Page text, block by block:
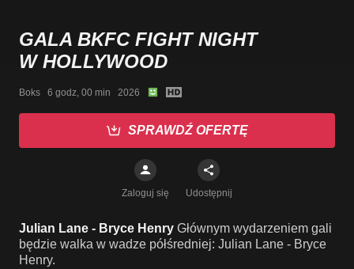
GALA BKFC FIGHT NIGHT
W HOLLYWOOD
Boks   6 godz, 00 min   2026
SPRAWDŹ OFERTĘ
Zaloguj się Udostępnij
Julian Lane - Bryce Henry Głównym wydarzeniem gali
będzie walka w wadze półśredniej: Julian Lane - Bryce
Henry.